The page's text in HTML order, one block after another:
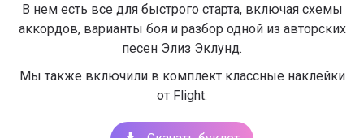
В нем есть все для быстрого старта, включая схемы
аккордов, варианты боя и разбор одной из авторских
песен Элиз Эклунд.
Мы также включили в комплект классные наклейки
от Flight.